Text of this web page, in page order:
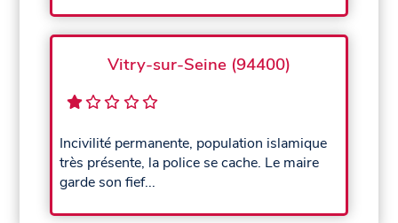
Vitry-sur-Seine (94400)
Incivilité permanente, population islamique
très présente, la police se cache. Le maire
garde son fief...